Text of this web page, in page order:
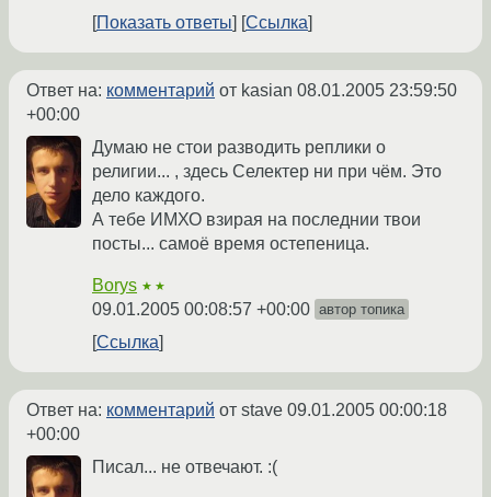
Показать ответы
Ссылка
Ответ на: комментарий от kasian 08.01.2005 23:59:50
+00:00
Думаю не стои разводить реплики о
религии... , здесь Селектер ни при чём. Это
дело каждого.
А тебе ИМХО взирая на последнии твои
посты... самоё время остепеница.
Borys ★★
09.01.2005 00:08:57 +00:00 автор топика
Ссылка
Ответ на: комментарий от stave 09.01.2005 00:00:18
+00:00
Писал... не отвечают. :(